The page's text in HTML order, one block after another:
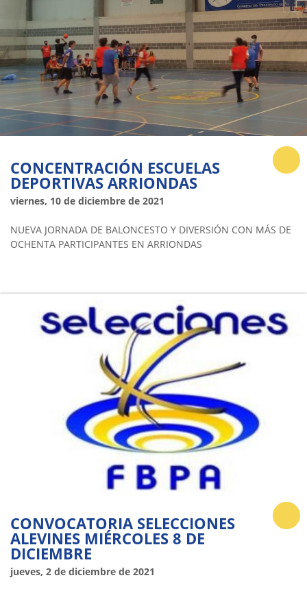
CONCENTRACIÓN ESCUELAS
DEPORTIVAS ARRIONDAS
viernes, 10 de diciembre de 2021
NUEVA JORNADA DE BALONCESTO Y DIVERSIÓN CON MÁS DE
OCHENTA PARTICIPANTES EN ARRIONDAS
CONVOCATORIA SELECCIONES
ALEVINES MIÉRCOLES 8 DE
DICIEMBRE
jueves, 2 de diciembre de 2021